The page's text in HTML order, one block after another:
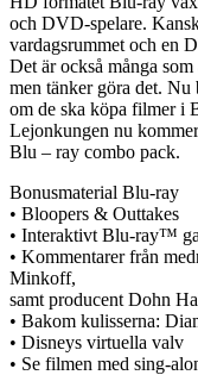
och DVD-spelare.
vardagsrummet och en
Det är också många
men tänker göra det. Nu
om de ska köpa filmer i
Lejonkungen nu
Blu – ray combo pack.
Bonusmaterial Blu-ray
• Bloopers & Outtakes
• Interaktivt Blu-ray™
• Kommentarer från
Minkoff,
samt producent Dohn
• Bakom kulisserna:
• Disneys virtuella valv
• Se filmen med sing-